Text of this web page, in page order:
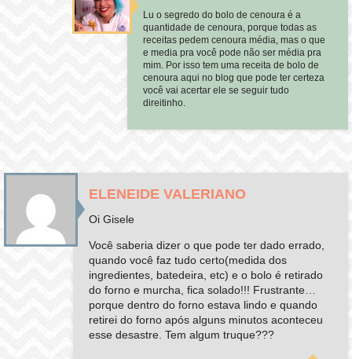
Lu o segredo do bolo de cenoura é a
quantidade de cenoura, porque todas as
receitas pedem cenoura média, mas o que
e media pra você pode não ser média pra
mim. Por isso tem uma receita de bolo de
cenoura aqui no blog que pode ter certeza
você vai acertar ele se seguir tudo
direitinho.
ELENEIDE VALERIANO
Oi Gisele
Você saberia dizer o que pode ter dado errado,
quando você faz tudo certo(medida dos
ingredientes, batedeira, etc) e o bolo é retirado
do forno e murcha, fica solado!!! Frustrante…
porque dentro do forno estava lindo e quando
retirei do forno após alguns minutos aconteceu
esse desastre. Tem algum truque???